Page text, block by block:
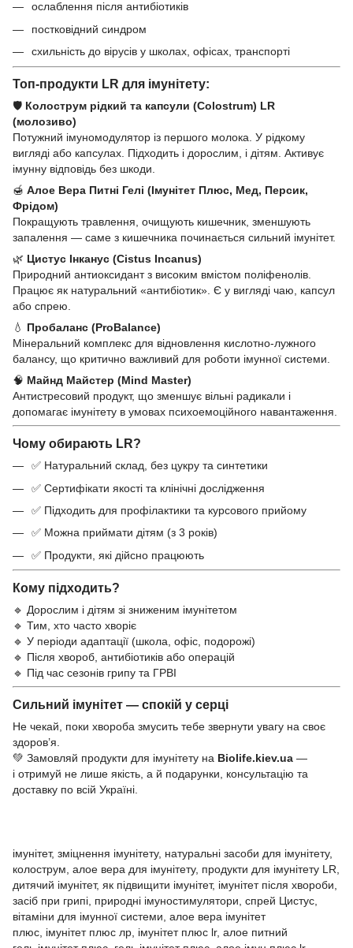
ослаблення після антибіотиків
постковідний синдром
схильність до вірусів у школах, офісах, транспорті
Топ-продукти LR для імунітету:
🛡️ Колострум рідкий та капсули (Colostrum) LR
(молозиво)
Потужний імуномодулятор із першого молока. У рідкому
вигляді або капсулах. Підходить і дорослим, і дітям. Активує
імунну відповідь без шкоди.
🍯 Алое Вера Питні Гелі (Імунітет Плюс, Мед, Персик,
Фрідом)
Покращують травлення, очищують кишечник, зменшують
запалення — саме з кишечника починається сильний імунітет.
🌿 Цистус Інканус (Cistus Incanus)
Природний антиоксидант з високим вмістом поліфенолів.
Працює як натуральний «антибіотик». Є у вигляді чаю, капсул
або спрею.
💧 Пробаланс (ProBalance)
Мінеральний комплекс для відновлення кислотно-лужного
балансу, що критично важливий для роботи імунної системи.
🧠 Майнд Майстер (Mind Master)
Антистресовий продукт, що зменшує вільні радикали і
допомагає імунітету в умовах психоемоційного навантаження.
Чому обирають LR?
✅ Натуральний склад, без цукру та синтетики
✅ Сертифікати якості та клінічні дослідження
✅ Підходить для профілактики та курсового прийому
✅ Можна приймати дітям (з 3 років)
✅ Продукти, які дійсно працюють
Кому підходить?
🔹 Дорослим і дітям зі зниженим імунітетом
🔹 Тим, хто часто хворіє
🔹 У періоди адаптації (школа, офіс, подорожі)
🔹 Після хвороб, антибіотиків або операцій
🔹 Під час сезонів грипу та ГРВІ
Сильний імунітет — спокій у серці
Не чекай, поки хвороба змусить тебе звернути увагу на своє
здоров’я.
💚 Замовляй продукти для імунітету на Biolife.kiev.ua —
і отримуй не лише якість, а й подарунки, консультацію та
доставку по всій Україні.
імунітет, зміцнення імунітету, натуральні засоби для імунітету,
колострум, алое вера для імунітету, продукти для імунітету LR,
дитячий імунітет, як підвищити імунітет, імунітет після хвороби,
засіб при грипі, природні імуностимулятори, спрей Цистус,
вітаміни для імунної системи, алое вера імунітет
плюс, імунітет плюс лр, імунітет плюс lr, алое питний